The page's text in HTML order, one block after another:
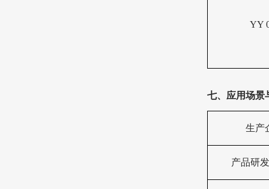
YY
七、 应用场景
生产
产品研